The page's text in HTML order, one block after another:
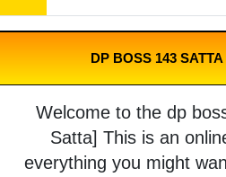
DP BOSS 143
Welcome to the dp
Satta] This is an
everything you might